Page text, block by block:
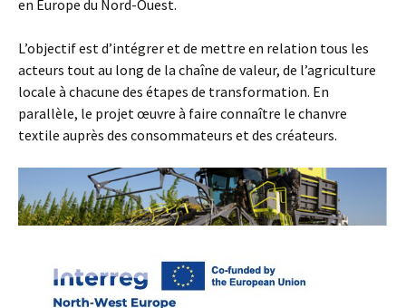
en Europe du Nord-Ouest.
L’objectif est d’intégrer et de mettre en relation tous les
acteurs tout au long de la chaîne de valeur, de l’agriculture
locale à chacune des étapes de transformation. En
parallèle, le projet œuvre à faire connaître le chanvre
textile auprès des consommateurs et des créateurs.